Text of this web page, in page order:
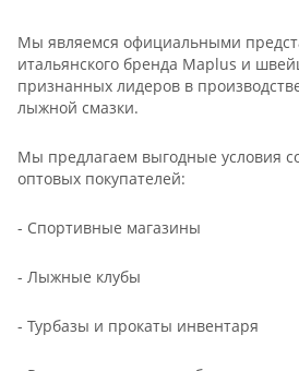
Мы являемся официальными
итальянского бренда Maplus и
признанных лидеров в
лыжной смазки.
Мы предлагаем выгодные условия
оптовых покупателей:
- Спортивные магазины
- Лыжные клубы
- Турбазы и прокаты инвентаря